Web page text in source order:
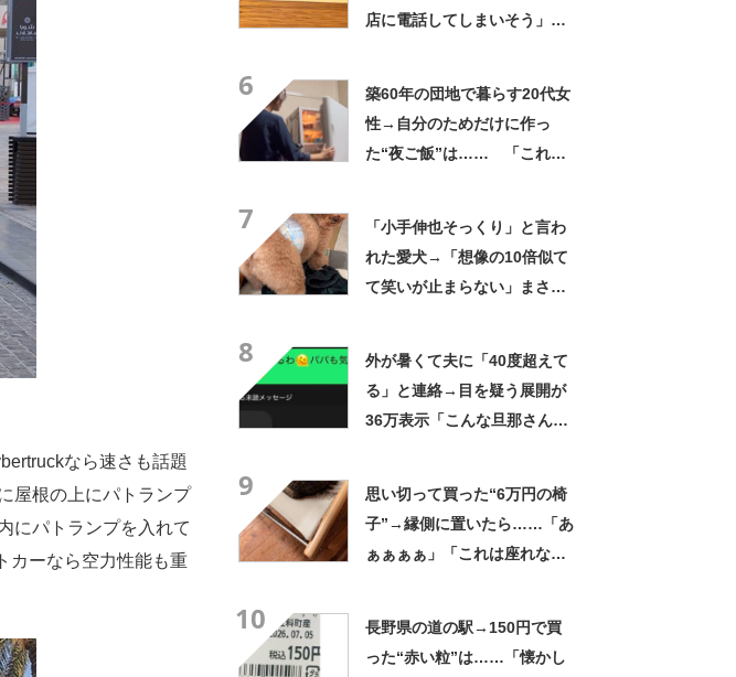
なら速さも話題
屋根の上にパトランプ
にパトランプを入れて
カーなら空力性能も重
店に電話してしまいそう」
6
築60年の団地で暮らす20代女
性→自分のためだけに作っ
た“夜ご飯”は…… 「これぞ
7
「小手伸也そっくり」と言わ
れた愛犬→「想像の10倍似て
て笑いが止まらない」まさか
8
外が暑くて夫に「40度超えて
る」と連絡→目を疑う展開が
36万表示「こんな旦那さん羨
9
思い切って買った“6万円の椅
子”→縁側に置いたら……「あ
ぁぁぁぁ」「これは座れな
10
長野県の道の駅→150円で買
った“赤い粒”は……「懐かし